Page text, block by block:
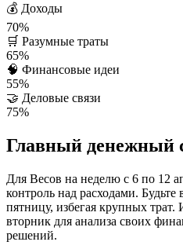
💰 Доходы
70%
🛒 Разумные траты
65%
🧠 Финансовые идеи
55%
🤝 Деловые связи
75%
Главный денежный
Для Весов на неделю с 6 по 12
контроль над расходами.
пятницу, избегая крупных трат.
вторник для анализа своих
решений.